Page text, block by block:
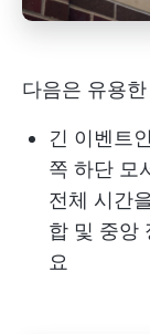
다음은 유용
긴 이벤트
쪽 하단 모
전체 시간
합 및 중앙
요